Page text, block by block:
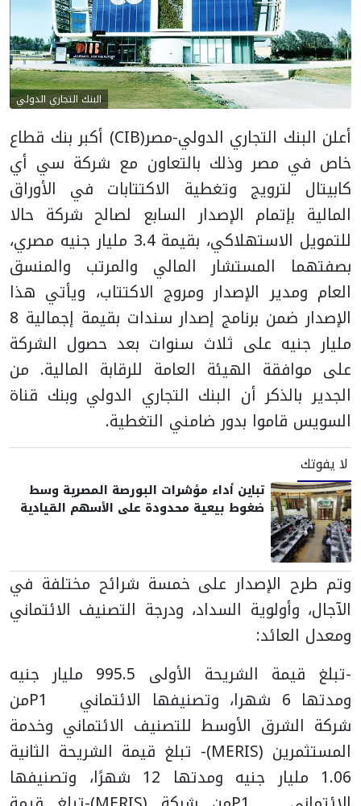
البنك التجاري الدولي
أعلن البنك التجاري الدولي-مصر(CIB) أكبر بنك قطاع
خاص في مصر وذلك بالتعاون مع شركة سي أي
كابيتال لترويج وتغطية الاكتتابات في الأوراق
المالية بإتمام الإصدار السابع لصالح شركة حالا
للتمويل الاستهلاكي، بقيمة 3.4 مليار جنيه مصري،
بصفتهما المستشار المالي والمرتب والمنسق
العام ومدير الإصدار ومروج الاكتتاب، ويأتي هذا
الإصدار ضمن برنامج إصدار سندات بقيمة إجمالية 8
مليار جنيه على ثلاث سنوات بعد حصول الشركة
على موافقة الهيئة العامة للرقابة المالية. من
الجدير بالذكر أن البنك التجاري الدولي وبنك قناة
السويس قاموا بدور ضامني التغطية.
لا يفوتك
تباين أداء مؤشرات البورصة المصرية وسط
ضغوط بيعية محدودة على الأسهم القيادية
وتم طرح الإصدار على خمسة شرائح مختلفة في
الآجال، وأولوية السداد، ودرجة التصنيف الائتماني
ومعدل العائد:
-تبلغ قيمة الشريحة الأولى 995.5 مليار جنيه
ومدتها 6 شهرا، وتصنيفها الائتماني P1من
شركة الشرق الأوسط للتصنيف الائتماني وخدمة
المستثمرين (MERIS)
- تبلغ قيمة الشريحة الثانية
1.06 مليار جنيه ومدتها 12 شهرًا، وتصنيفها